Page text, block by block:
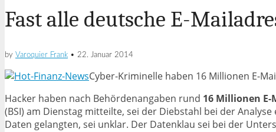
Fast alle deutsche E-
by Varoquier Frank • 22. Januar 2014
Cyber-Kriminelle haben 16 Millionen E-
Hacker haben nach Behördenangaben rund 16 Millionen E-
(BSI) am Dienstag mitteilte, sei der Diebstahl bei der Analyse
Daten gelangten, sei unklar. Der Datenklau sei bei der